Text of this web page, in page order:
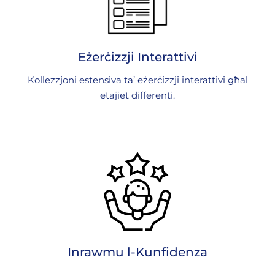
Eżerċizzji Interattivi
Kollezzjoni estensiva ta’ eżerċizzji interattivi għal
etajiet differenti.
Inrawmu l-Kunfidenza